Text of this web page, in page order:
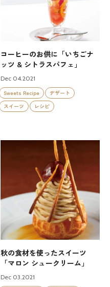
コーヒーのお供に「いちごナ
ッツ & シトラスパフェ」
Dec 04.2021
Sweets Recipe
デザート
スイーツ
レシピ
秋の食材を使ったスイーツ
「マロン シュークリーム」
Dec 03.2021